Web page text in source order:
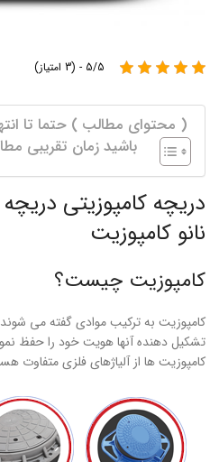
5/5 - (3 امتیاز)
( محتوای مطالب ) حتما تا
باشید زمان تقریبی مطالعه 5
دریچه کامپوزیتی
نانو کامپوزیت
کامپوزیت چیست؟
کامپوزیت به ترکیب موادی گفته می
تشکیل دهنده آنها هویت خود را حفظ
کامپوزیت ها از آلیاژهای فلزی متفاوت